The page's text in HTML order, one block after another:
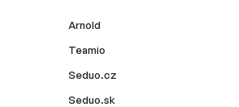
Arnold
Teamio
Seduo.cz
Seduo.sk